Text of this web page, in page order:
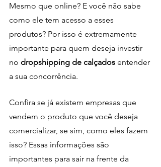
Mesmo que online? E você não sabe
como ele tem acesso a esses
produtos? Por isso é extremamente
importante para quem deseja investir
no dropshipping de calçados entender
a sua concorrência.
Confira se já existem empresas que
vendem o produto que você deseja
comercializar, se sim, como eles fazem
isso? Essas informações são
importantes para sair na frente da